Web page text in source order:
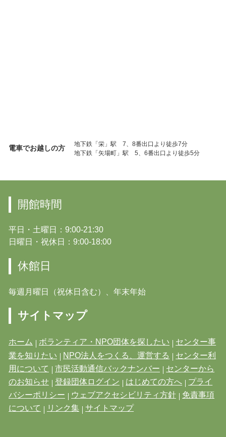
電車でお越しの方
地下鉄「栄」駅 7、8番出口より徒歩7分
地下鉄「矢場町」駅 5、6番出口より徒歩5分
開館時間
平日・土曜日：9:00-21:30
日曜日・祝休日：9:00-18:00
休館日
毎週月曜日（祝休日含む）、年末年始
サイトマップ
ホーム ボランティア・NPO団体を探したい
センター事
業を知りたい
NPO法人をつくる、運営する
センター利
用について
市民活動通信バックナンバー
センターから
のお知らせ
登録団体ログイン はじめての方へ
プライ
バシーポリシー
ウェブアクセシビリティ方針
免責事項
について
リンク集 サイトマップ